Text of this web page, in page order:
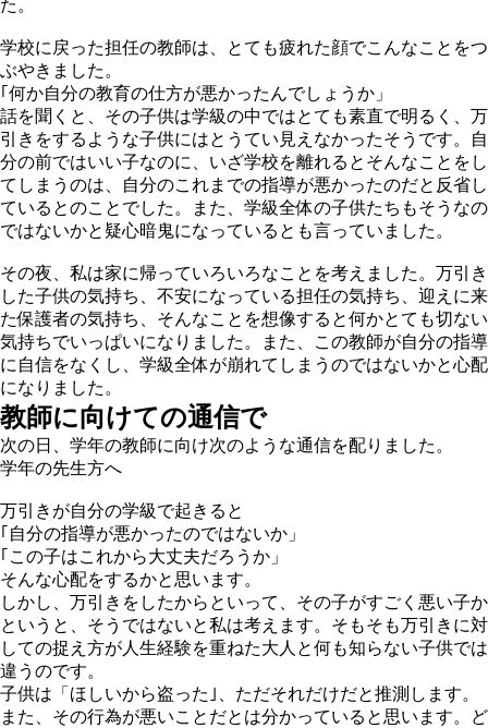
た。
学校に戻った担任の教師は、とても疲れた顔でこんなことをつ
ぶやきました。
｢何か⾃分の教育の仕⽅が悪かったんでしょうか」
話を聞くと、その⼦供は学級の中ではとても素直で明るく、万
引きをするような⼦供にはとうてい⾒えなかったそうです。⾃
分の前ではいい⼦なのに、いざ学校を離れるとそんなことをし
てしまうのは、⾃分のこれまでの指導が悪かったのだと反省し
ているとのことでした。また、学級全体の⼦供たちもそうなの
ではないかと疑⼼暗⻤になっているとも⾔っていました。
その夜、私は家に帰っていろいろなことを考えました。万引き
した⼦供の気持ち、不安になっている担任の気持ち、迎えに来
た保護者の気持ち、そんなことを想像すると何かとても切ない
気持ちでいっぱいになりました。また、この教師が⾃分の指導
に⾃信をなくし、学級全体が崩れてしまうのではないかと⼼配
になりました。
教師に向けての通信で
次の⽇、学年の教師に向け次のような通信を配りました。
学年の先⽣⽅へ
万引きが⾃分の学級で起きると
｢⾃分の指導が悪かったのではないか」
｢この⼦はこれから⼤丈夫だろうか」
そんな⼼配をするかと思います。
しかし、万引きをしたからといって、その⼦がすごく悪い⼦か
というと、そうではないと私は考えます。そもそも万引きに対
しての捉え⽅が⼈⽣経験を重ねた⼤⼈と何も知らない⼦供では
違うのです。
⼦供は「ほしいから盗った｣、ただそれだけだと推測します。
また、その⾏為が悪いことだとは分かっていると思います。ど